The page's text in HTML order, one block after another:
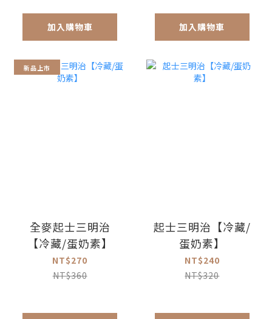
加入購物車 加入購物車
新品上市
全麥起士三明治
【冷藏/蛋奶素】
NT$270
NT$360
起士三明治【冷藏/
蛋奶素】
NT$240
NT$320